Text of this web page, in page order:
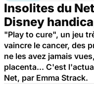
Insolites du
Disney
"Play to cure", un jeu
vaincre le cancer, des
ne les avez jamais
placenta... C'est
Net, par Emma Strack.